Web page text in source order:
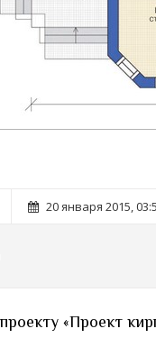
20 января 2015,
«Проект